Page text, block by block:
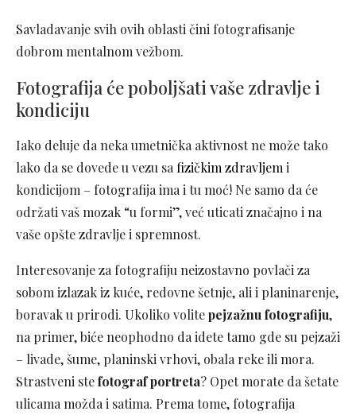
Savladavanje svih ovih oblasti čini fotografisanje
dobrom mentalnom vežbom.
Fotografija će poboljšati vaše zdravlje i
kondiciju
Iako deluje da neka umetnička aktivnost ne može tako
lako da se dovede u vezu safizičkim zdravljemi
kondicijom – fotografija ima i tu moć! Ne samo da će
održati vaš mozak “u formi”, već uticati značajno i na
vaše opšte zdravlje i spremnost.
Interesovanje za fotografiju neizostavno povlači za
sobom izlazak iz kuće, redovne šetnje, ali i planinarenje,
boravak u prirodi. Ukoliko volitepejzažnu fotografiju,
na primer, biće neophodno da idete tamo gde su pejzaži
– livade, šume, planinski vrhovi, obala reke ili mora.
Strastveni stefotograf portreta? Opet morate da šetate
ulicama možda i satima. Prema tome, fotografija